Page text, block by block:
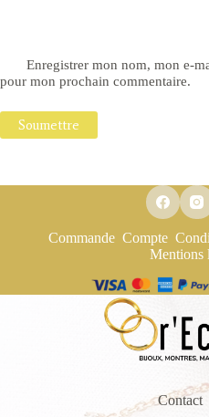
Enregistrer mon nom, mon e-
pour mon prochain commentaire.
Soumettre
Commande Compte
Mentions
Contact